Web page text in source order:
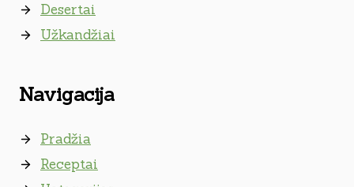
Desertai
Užkandžiai
Navigacija
Pradžia
Receptai